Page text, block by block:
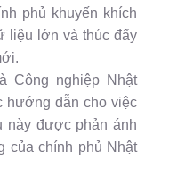
phủ khuyến khích
liệu lớn và thúc đẩy
Công nghiệp Nhật
hướng dẫn cho việc
này được phản ánh
của chính phủ Nhật